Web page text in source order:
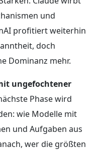
und
profitiert weiterhin
doch
Dominanz mehr.
ungefochtener
Phase wird
wie Modelle mit
und Aufgaben aus
wer die größten